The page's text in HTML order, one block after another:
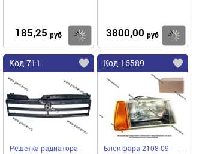
185,25 руб Купить
3800,00 руб
Код 711
Решетка радиатора
Код 16589
Блок фара 2108-09